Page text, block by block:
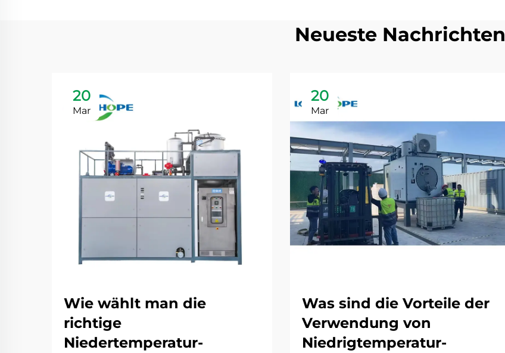
Neueste Nachrichten
20
Mar
Wie wählt man die
richtige
Niedertemperatur-
20
Mar
Was sind die Vorteile der
Verwendung von
Niedrigtemperatur-